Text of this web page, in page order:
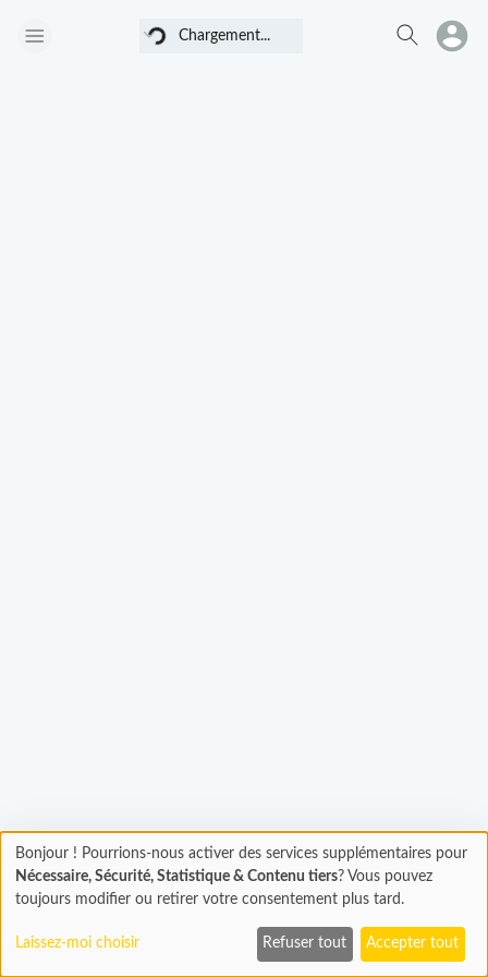
Chargement... Chargement...
Chargement
En cours...
Bonjour ! Pourrions-nous activer des services supplémentaires pour
Nécessaire, Sécurité, Statistique & Contenu tiers? Vous pouvez
toujours modifier ou retirer votre consentement plus tard.
Laissez-moi choisir Refuser tout Accepter tout